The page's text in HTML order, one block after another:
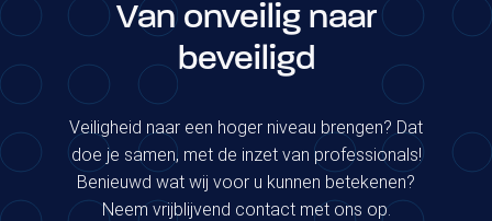
Van onveilig naar
beveiligd
Veiligheid naar een hoger niveau brengen? Dat
doe je samen, met de inzet van professionals!
Benieuwd wat wij voor u kunnen betekenen?
Neem vrijblijvend contact met ons op.